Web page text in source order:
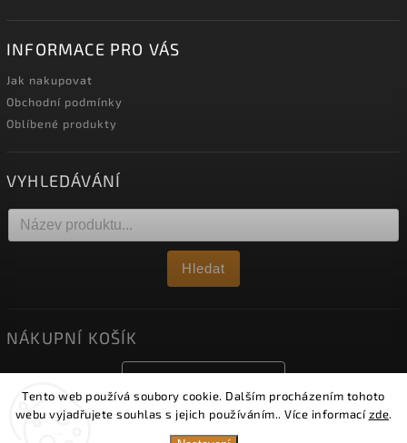
Tento web používá soubory cookie. Dalším procházením tohoto
webu vyjadřujete souhlas s jejich používáním.. Více informacízde.
INFORMACE PRO VÁS
Jak nakupovat
Obchodní podmínky
Oblíbené produkty
VYHLEDÁVÁNÍ
Hledat
NÁKUPNÍ KOŠÍK